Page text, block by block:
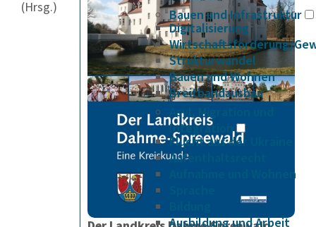
Bauen und Infrastruktur
Digitalisierung
Wirtschaftsförderung/
Strukturwandel
Bauen und Wohnen
Breitbandausbau
Asyl, Migration und
Integration
Flucht aus der Ukraine
Aufenthaltsrecht
Aufnahme und Wohnen
Ausbildung und Arbeit
(Hrsg.)